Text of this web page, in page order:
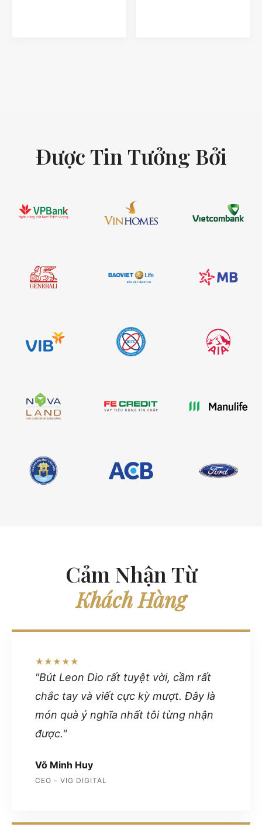
Được Tin Tưởng Bởi
Cảm Nhận Từ
Khách Hàng
★★★★★
"Bút Leon Dio rất tuyệt vời, cầm rất
chắc tay và viết cực kỳ mượt. Đây là
món quà ý nghĩa nhất tôi từng nhận
được."
Võ Minh Huy
CEO - VIG DIGITAL